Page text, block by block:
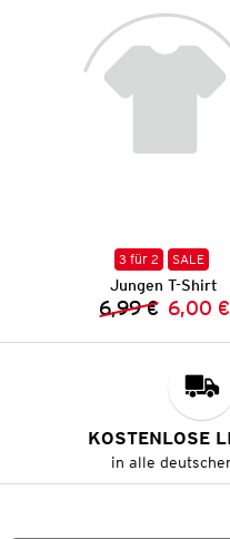
3 für 2 SALE
Jungen T-Shirt
6,99 € Neuer
6,00 €
KOSTENLOSE
in alle